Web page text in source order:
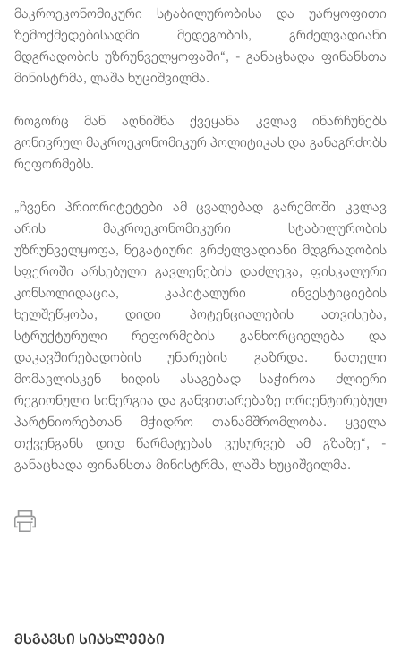
მაკროეკონომიკური სტაბილურობისა და უარყოფითი
ზემოქმედებისადმი მედეგობის, გრძელვადიანი
მდგრადობის უზრუნველყოფაში“, - განაცხადა ფინანსთა
მინისტრმა, ლაშა ხუციშვილმა.
როგორც მან აღნიშნა ქვეყანა კვლავ ინარჩუნებს
გონივრულ მაკროეკონომიკურ პოლიტიკას და განაგრძობს
რეფორმებს.
„ჩვენი პრიორიტეტები ამ ცვალებად გარემოში კვლავ
არის მაკროეკონომიკური სტაბილურობის
უზრუნველყოფა, ნეგატიური გრძელვადიანი მდგრადობის
სფეროში არსებული გავლენების დაძლევა, ფისკალური
კონსოლიდაცია, კაპიტალური ინვესტიციების
ხელშეწყობა, დიდი პოტენციალების ათვისება,
სტრუქტურული რეფორმების განხორციელება და
დაკავშირებადობის უნარების გაზრდა. ნათელი
მომავლისკენ ხიდის ასაგებად საჭიროა ძლიერი
რეგიონული სინერგია და განვითარებაზე ორიენტირებულ
პარტნიორებთან მჭიდრო თანამშრომლობა. ყველა
თქვენგანს დიდ წარმატებას ვუსურვებ ამ გზაზე“, -
განაცხადა ფინანსთა მინისტრმა, ლაშა ხუციშვილმა.
მსგავსი სიახლეები